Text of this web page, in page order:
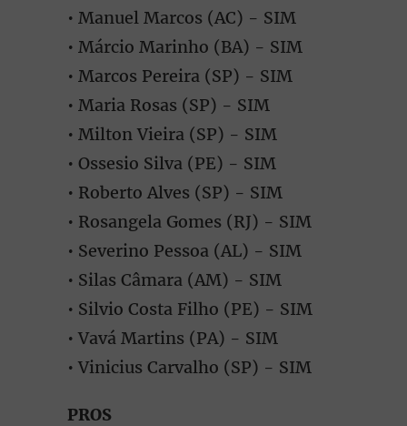
• Manuel Marcos (AC) - SIM
• Márcio Marinho (BA) - SIM
• Marcos Pereira (SP) - SIM
• Maria Rosas (SP) - SIM
• Milton Vieira (SP) - SIM
• Ossesio Silva (PE) - SIM
• Roberto Alves (SP) - SIM
• Rosangela Gomes (RJ) - SIM
• Severino Pessoa (AL) - SIM
• Silas Câmara (AM) - SIM
• Silvio Costa Filho (PE) - SIM
• Vavá Martins (PA) - SIM
• Vinicius Carvalho (SP) - SIM
PROS